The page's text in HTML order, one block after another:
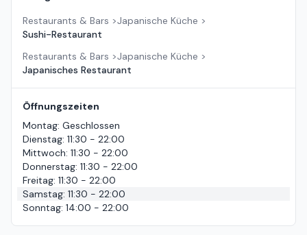
Restaurants & Bars >Japanische Küche >
Sushi-Restaurant
Restaurants & Bars >Japanische Küche >
Japanisches Restaurant
Öffnungszeiten
Montag: Geschlossen
Dienstag: 11:30 - 22:00
Mittwoch: 11:30 - 22:00
Donnerstag: 11:30 - 22:00
Freitag: 11:30 - 22:00
Samstag: 11:30 - 22:00
Sonntag: 14:00 - 22:00